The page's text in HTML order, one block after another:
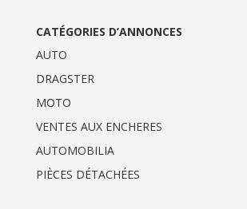
CATÉGORIES D’ANNONCES
AUTO
DRAGSTER
MOTO
VENTES AUX ENCHERES
AUTOMOBILIA
PIÈCES DÉTACHÉES